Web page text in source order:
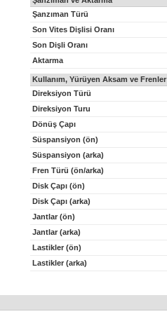
Şanzıman Türü
Son Vites Dişlisi Oranı
Son Dişli Oranı
Aktarma
Kullanım, Yürüyen Aksam ve Frenler
Direksiyon Türü
Direksiyon Turu
Dönüş Çapı
Süspansiyon (ön)
Süspansiyon (arka)
Fren Türü (ön/arka)
Disk Çapı (ön)
Disk Çapı (arka)
Jantlar (ön)
Jantlar (arka)
Lastikler (ön)
Lastikler (arka)